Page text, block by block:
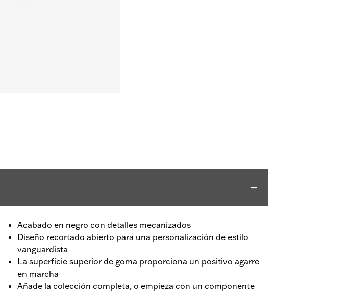
Acabado en negro con detalles mecanizados
Diseño recortado abierto para una personalización de estilo
vanguardista
La superficie superior de goma proporciona un positivo agarre
en marcha
Añade la colección completa, o empieza con un componente